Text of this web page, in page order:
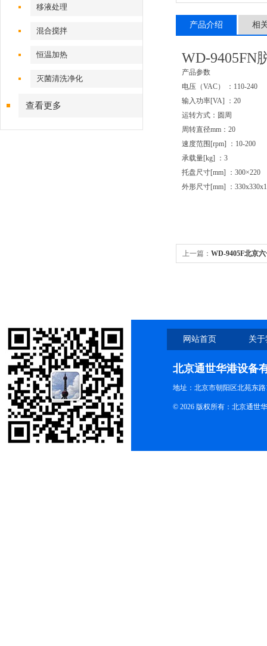
移液处理
混合搅拌
恒温加热
灭菌清洗净化
查看更多
产品介绍 相
WD-9405FN
产品参数
电压（VAC） ：110-240
输入功率[VA] ：20
运转方式：圆周
周转直径mm：20
速度范围[rpm] ：10-200
承载量[kg] ：3
托盘尺寸[mm] ：300×220
外形尺寸[mm] ：
上一篇： WD-9405F北京
网站首页 关
北京通世华港设备
地址：北京市朝阳区北苑东路
© 2026 版权所有：北京通世